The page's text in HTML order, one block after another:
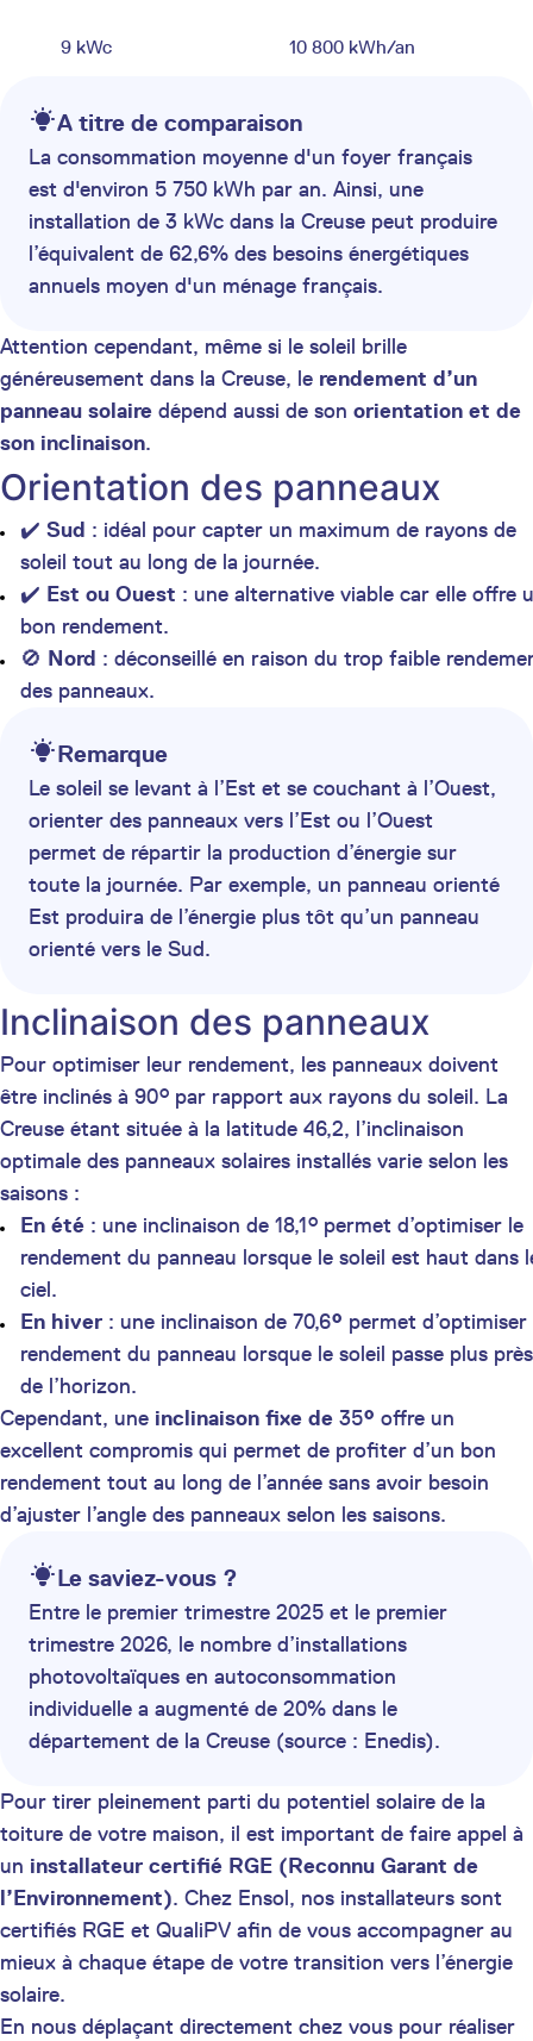
9 kWc 10 800 kWh/an
A titre de comparaison
La consommation moyenne d'un foyer français
est d'environ 5 750 kWh par an. Ainsi, une
installation de 3 kWc dans la Creuse peut produire
l’équivalent de 62,6% des besoins énergétiques
annuels moyen d'un ménage français.
Attention cependant, même si le soleil brille
généreusement dans la Creuse, le rendement d’un
panneau solaire dépend aussi de son orientation et de
son inclinaison.
Orientation des panneaux
✔️ Sud : idéal pour capter un maximum de rayons de
soleil tout au long de la journée.
✔️ Est ou Ouest : une alternative viable car elle offre
bon rendement.
🚫 Nord : déconseillé en raison du trop faible
des panneaux.
Remarque
Le soleil se levant à l’Est et se couchant à l’Ouest,
orienter des panneaux vers l’Est ou l’Ouest
permet de répartir la production d’énergie sur
toute la journée. Par exemple, un panneau orienté
Est produira de l’énergie plus tôt qu’un panneau
orienté vers le Sud.
Inclinaison des panneaux
Pour optimiser leur rendement, les panneaux doivent
être inclinés à 90° par rapport aux rayons du soleil. La
Creuse étant située à la latitude 46,2, l’inclinaison
optimale des panneaux solaires installés varie selon les
saisons :
En été : une inclinaison de 18,1° permet d’optimiser le
rendement du panneau lorsque le soleil est haut dans
ciel.
En hiver : une inclinaison de 70,6° permet d’optimiser
rendement du panneau lorsque le soleil passe plus près
de l’horizon.
Cependant, une inclinaison fixe de 35° offre un
excellent compromis qui permet de profiter d’un bon
rendement tout au long de l’année sans avoir besoin
d’ajuster l’angle des panneaux selon les saisons.
Le saviez-vous ?
Entre le premier trimestre 2025 et le premier
trimestre 2026, le nombre d’installations
photovoltaïques en autoconsommation
individuelle a augmenté de 20% dans le
département de la Creuse (source : Enedis).
Pour tirer pleinement parti du potentiel solaire de la
toiture de votre maison, il est important de faire appel à
un installateur certifié RGE (Reconnu Garant de
l’Environnement). Chez Ensol, nos installateurs sont
certifiés RGE et QualiPV afin de vous accompagner au
mieux à chaque étape de votre transition vers l’énergie
solaire.
En nous déplaçant directement chez vous pour réaliser